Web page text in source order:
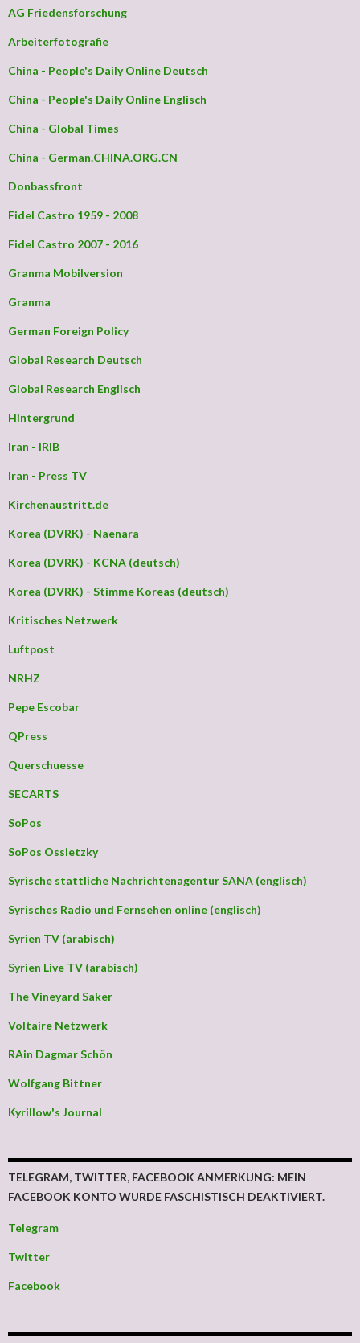
AG Friedensforschung
Arbeiterfotografie
China - People's Daily Online Deutsch
China - People's Daily Online Englisch
China - Global Times
China - German.CHINA.ORG.CN
Donbassfront
Fidel Castro 1959 - 2008
Fidel Castro 2007 - 2016
Granma Mobilversion
Granma
German Foreign Policy
Global Research Deutsch
Global Research Englisch
Hintergrund
Iran - IRIB
Iran - Press TV
Kirchenaustritt.de
Korea (DVRK) - Naenara
Korea (DVRK) - KCNA (deutsch)
Korea (DVRK) - Stimme Koreas (deutsch)
Kritisches Netzwerk
Luftpost
NRHZ
Pepe Escobar
QPress
Querschuesse
SECARTS
SoPos
SoPos Ossietzky
Syrische stattliche Nachrichtenagentur SANA (englisch)
Syrisches Radio und Fernsehen online (englisch)
Syrien TV (arabisch)
Syrien Live TV (arabisch)
The Vineyard Saker
Voltaire Netzwerk
RAin Dagmar Schön
Wolfgang Bittner
Kyrillow's Journal
TELEGRAM, TWITTER, FACEBOOK ANMERKUNG: MEIN
FACEBOOK KONTO WURDE FASCHISTISCH DEAKTIVIERT.
Telegram
Twitter
Facebook